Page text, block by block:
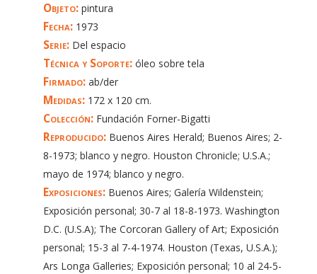
Objeto:pintura
Fecha:1973
Serie:Del espacio
Técnica y Soporte:óleo sobre tela
Firmado:ab/der
Medidas:172 x 120 cm.
Colección:Fundación Forner-Bigatti
Reproducido:Buenos Aires Herald; Buenos Aires; 2-
8-1973; blanco y negro. Houston Chronicle; U.S.A.;
mayo de 1974; blanco y negro.
Exposiciones:Buenos Aires; Galería Wildenstein;
Exposición personal; 30-7 al 18-8-1973. Washington
D.C. (U.S.A); The Corcoran Gallery of Art; Exposición
personal; 15-3 al 7-4-1974. Houston (Texas, U.S.A.);
Ars Longa Galleries; Exposición personal; 10 al 24-5-